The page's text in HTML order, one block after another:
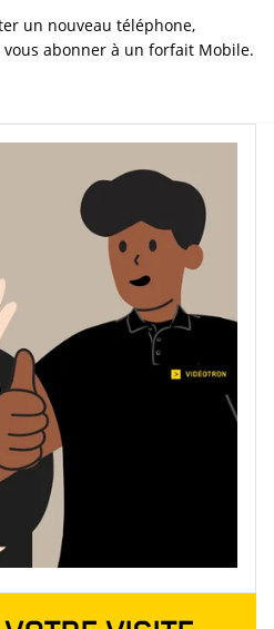
un nouveau téléphone,
abonner à un forfait Mobile.